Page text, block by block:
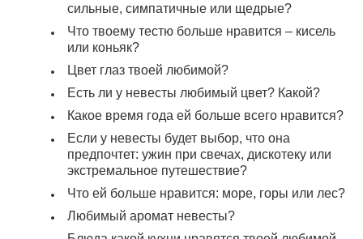
сильные, симпатичные или щедрые?
Что твоему тестю больше нравится – кисель
или коньяк?
Цвет глаз твоей любимой?
Есть ли у невесты любимый цвет? Какой?
Какое время года ей больше всего нравится?
Если у невесты будет выбор, что она
предпочтет: ужин при свечах, дискотеку или
экстремальное путешествие?
Что ей больше нравится: море, горы или лес?
Любимый аромат невесты?